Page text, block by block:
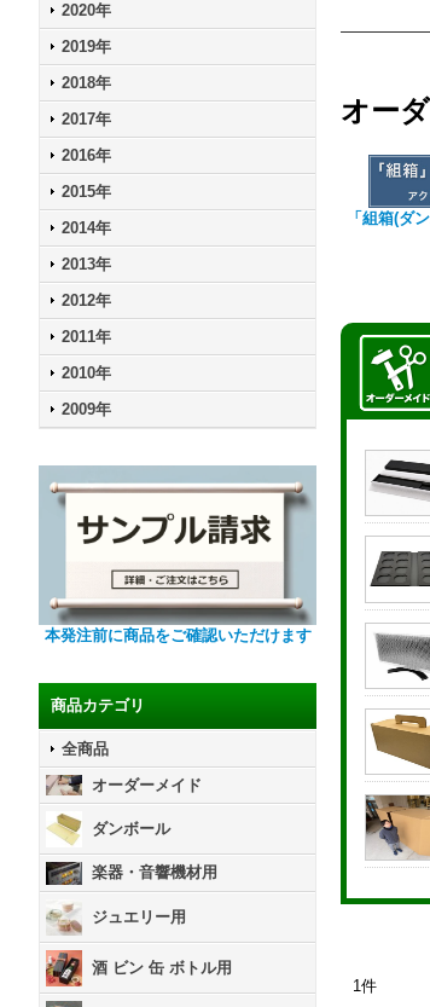
2020年
2019年
2018年
2017年
2016年
2015年
2014年
2013年
2012年
2011年
2010年
2009年
本発注前に商品をご確認いただけます
商品カテゴリ
全商品
オーダーメイド
ダンボール
楽器・音響機材用
ジュエリー用
酒 ビン 缶 ボトル用
オー
「組箱(ダ
1件